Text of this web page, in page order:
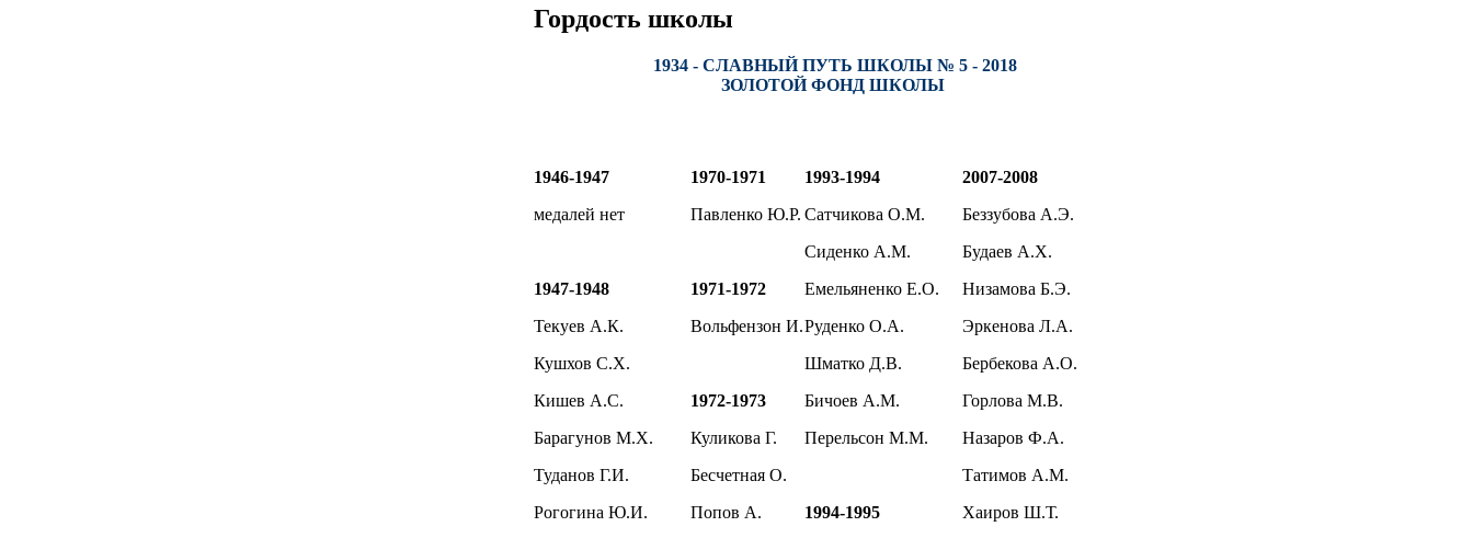
Гордость школы
1934 - СЛАВНЫЙ ПУТЬ ШКОЛЫ № 5 - 2018
ЗОЛОТОЙ ФОНД ШКОЛЫ
1946-1947
медалей нет
1947-1948
Текуев А.К.
Кушхов С.Х.
Кишев А.С.
Барагунов М.Х.
Туданов Г.И.
Рогогина Ю.И.
1970-1971
Павленко Ю.Р.
1971-1972
Вольфензон И.
1972-1973
Куликова Г.
Бесчетная О.
Попов А.
1993-1994
Сатчикова О.М.
Сиденко А.М.
Емельяненко Е.О.
Руденко О.А.
Шматко Д.В.
Бичоев А.М.
Перельсон М.М.
1994-1995
2007-2008
Беззубова А.Э.
Будаев А.Х.
Низамова Б.Э.
Эркенова Л.А.
Бербекова А.О.
Горлова М.В.
Назаров Ф.А.
Татимов А.М.
Хаиров Ш.Т.